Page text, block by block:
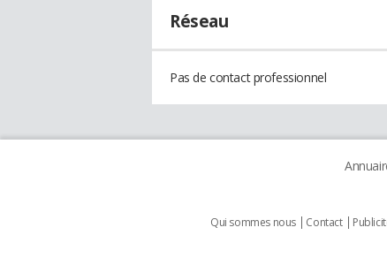
Réseau
Pas de contact professionnel
Qui sommes nous Contact